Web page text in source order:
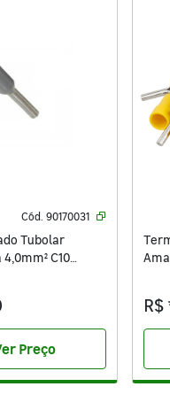
Cód. 90170031
Tubolar
C10
Preço